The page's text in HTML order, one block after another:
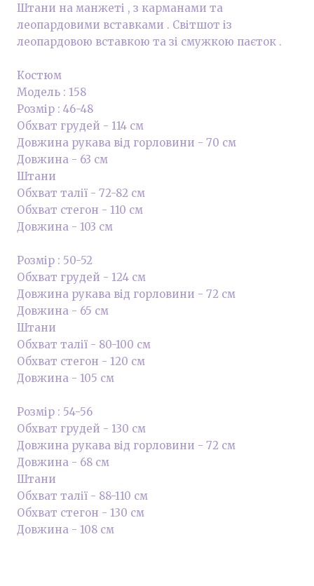
Штани на манжеті , з карманами та
леопардовими вставками . Світшот із
леопардовою вставкою та зі смужкою паєток .
Костюм
Модель : 158
Розмір : 46-48
Обхват грудей - 114 см
Довжина рукава від горловини - 70 см
Довжина - 63 см
Штани
Обхват талії - 72-82 см
Обхват стегон - 110 см
Довжина - 103 см
Розмір : 50-52
Обхват грудей - 124 см
Довжина рукава від горловини - 72 см
Довжина - 65 см
Штани
Обхват талії - 80-100 см
Обхват стегон - 120 см
Довжина - 105 см
Розмір : 54-56
Обхват грудей - 130 см
Довжина рукава від горловини - 72 см
Довжина - 68 см
Штани
Обхват талії - 88-110 см
Обхват стегон - 130 см
Довжина - 108 см